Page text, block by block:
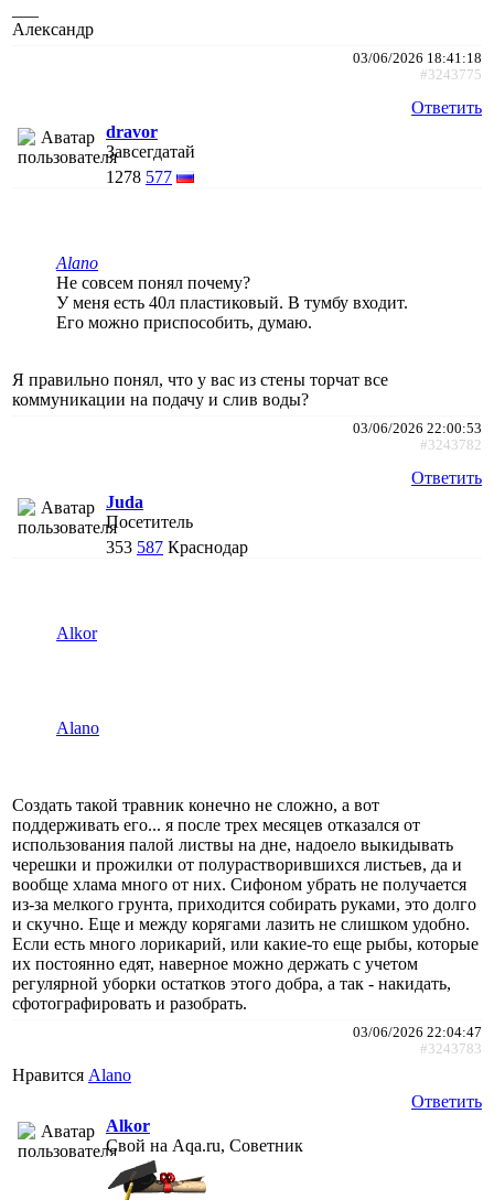
Александр
03/06/2026 18:41:18
#3243775
Ответить
dravor
Завсегдатай
1278 577
Alano
Не совсем понял почему?
У меня есть 40л пластиковый. В тумбу входит.
Его можно приспособить, думаю.
Я правильно понял, что у вас из стены торчат все
коммуникации на подачу и слив воды?
03/06/2026 22:00:53
#3243782
Ответить
Juda
Посетитель
353 587 Краснодар
Alkor
Alano
Создать такой травник конечно не сложно, а вот
поддерживать его... я после трех месяцев отказался от
использования палой листвы на дне, надоело выкидывать
черешки и прожилки от полурастворившихся листьев, да и
вообще хлама много от них. Сифоном убрать не получается
из-за мелкого грунта, приходится собирать руками, это долго
и скучно. Еще и между корягами лазить не слишком удобно.
Если есть много лорикарий, или какие-то еще рыбы, которые
их постоянно едят, наверное можно держать с учетом
регулярной уборки остатков этого добра, а так - накидать,
сфотографировать и разобрать.
03/06/2026 22:04:47
#3243783
Нравится Alano
Ответить
Alkor
Свой на Aqa.ru, Советник